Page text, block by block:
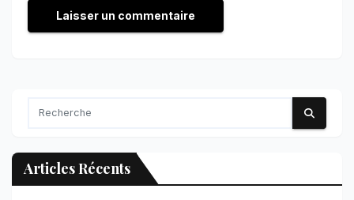
Articles Récents